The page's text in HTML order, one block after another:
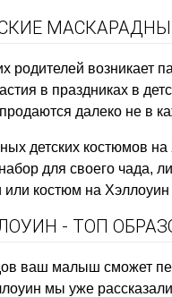
родителей
в праздниках в
далеко не в
детских костюмов
для своего чада,
костюм на Хэллоуин
- ТОП
ваш малыш сможет
мы уже